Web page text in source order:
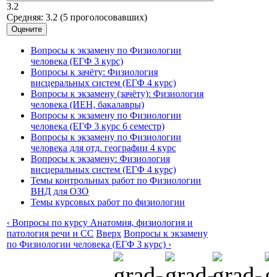
3.2
Средняя: 3.2 (5 проголосовавших)
Вопросы к экзамену по Физиологии
человека (ЕГФ 3 курс)
Вопросы к зачёту: Физиология
висцеральных систем (ЕГФ 4 курс)
Вопросы к экзамену (зачёту): Физиология
человека (ИЕН, бакалавры)
Вопросы к экзамену по Физиологии
человека (ЕГФ 3 курс 6 семестр)
Вопросы к экзамену по Физиологии
человека для отд. географии 4 курс
Вопросы к экзамену: Физиология
висцеральных систем (ЕГФ 4 курс)
Темы контрольных работ по Физиологии
ВНД для ОЗО
Темы курсовых работ по физиологии
‹ Вопросы по курсу Анатомия, физиология и
патология речи и СС Вверх Вопросы к экзамену
по Физиологии человека (ЕГФ 3 курс) ›